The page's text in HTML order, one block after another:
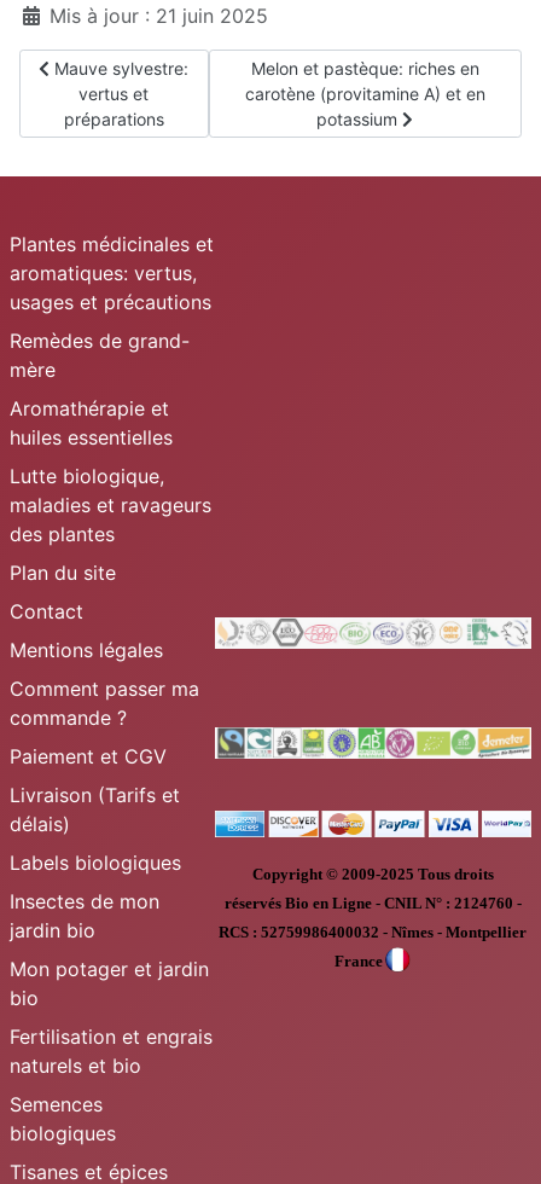
Mis à jour : 21 juin 2025
Article précédent : Mauve sylvestre: vertus et préparations
Mauve sylvestre:
vertus et
préparations
Article suivant : Melon et pastèque:
Melon et pastèque: riches en
carotène (provitamine A) et en
potassium
Plantes médicinales et
aromatiques: vertus,
usages et précautions
Remèdes de grand-
mère
Aromathérapie et
huiles essentielles
Lutte biologique,
maladies et ravageurs
des plantes
Plan du site
Contact
Mentions légales
Comment passer ma
commande ?
Paiement et CGV
Livraison (Tarifs et
délais)
Labels biologiques
Insectes de mon
jardin bio
Mon potager et jardin
bio
Fertilisation et engrais
naturels et bio
Semences
biologiques
Tisanes et épices
Copyright © 2009-2025 Tous droits
réservésBio en Ligne - CNIL N° : 2124760 -
RCS : 52759986400032 - Nîmes - Montpellier
France